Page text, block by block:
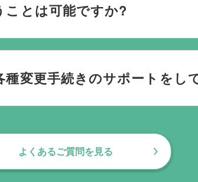
ことは可能ですか?
種変更手続きのサポートをし
よくあるご質問を見る